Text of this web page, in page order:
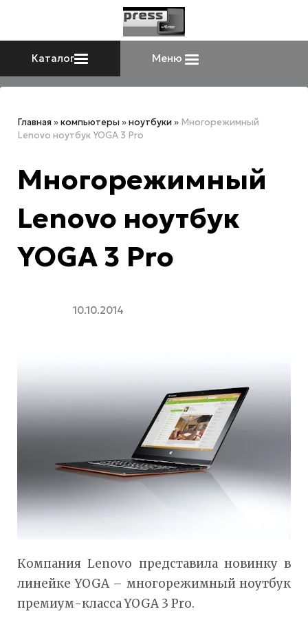
Каталог Меню
Главная »компьютеры »ноутбуки » Многорежимный
Lenovo ноутбук YOGA 3 Pro
Многорежимный
Lenovo ноутбук
YOGA 3 Pro
10.10.2014
Компания Lenovo представила новинку в
линейке YOGA – многорежимный ноутбук
премиум-класса YOGA 3 Pro.